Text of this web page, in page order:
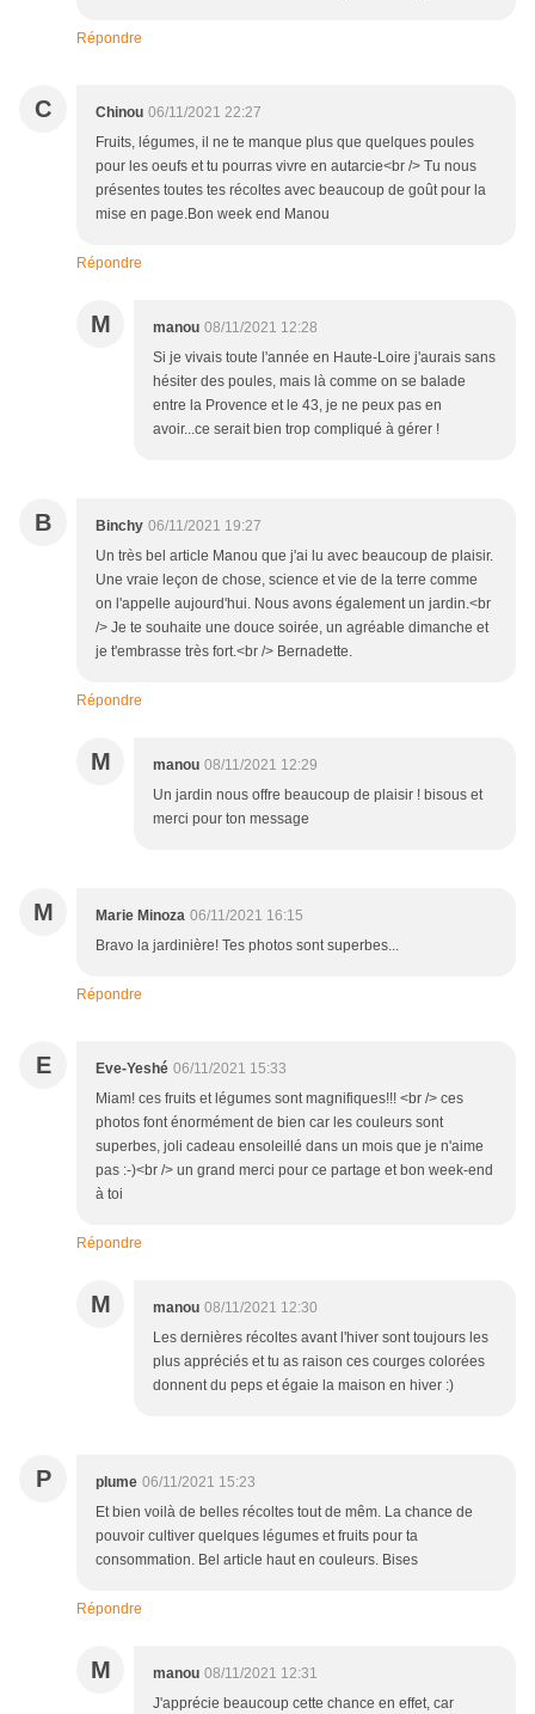
Répondre
C Chinou 06/11/2021 22:27
Fruits, légumes, il ne te manque plus que quelques poules
pour les oeufs et tu pourras vivre en autarcie<br /> Tu nous
présentes toutes tes récoltes avec beaucoup de goût pour la
mise en page.Bon week end Manou
Répondre
M manou 08/11/2021 12:28
Si je vivais toute l'année en Haute-Loire j'aurais sans
hésiter des poules, mais là comme on se balade
entre la Provence et le 43, je ne peux pas en
avoir...ce serait bien trop compliqué à gérer !
B Binchy 06/11/2021 19:27
Un très bel article Manou que j'ai lu avec beaucoup de plaisir.
Une vraie leçon de chose, science et vie de la terre comme
on l'appelle aujourd'hui. Nous avons également un jardin.<br
/> Je te souhaite une douce soirée, un agréable dimanche et
je t'embrasse très fort.<br /> Bernadette.
Répondre
M manou 08/11/2021 12:29
Un jardin nous offre beaucoup de plaisir ! bisous et
merci pour ton message
M Marie Minoza 06/11/2021 16:15
Bravo la jardinière! Tes photos sont superbes...
Répondre
E Eve-Yeshé 06/11/2021 15:33
Miam! ces fruits et légumes sont magnifiques!!! <br /> ces
photos font énormément de bien car les couleurs sont
superbes, joli cadeau ensoleillé dans un mois que je n'aime
pas :-)<br /> un grand merci pour ce partage et bon week-end
à toi
Répondre
M manou 08/11/2021 12:30
Les dernières récoltes avant l'hiver sont toujours les
plus appréciés et tu as raison ces courges colorées
donnent du peps et égaie la maison en hiver :)
P plume 06/11/2021 15:23
Et bien voilà de belles récoltes tout de mêm. La chance de
pouvoir cultiver quelques légumes et fruits pour ta
consommation. Bel article haut en couleurs. Bises
Répondre
M manou 08/11/2021 12:31
J'apprécie beaucoup cette chance en effet, car